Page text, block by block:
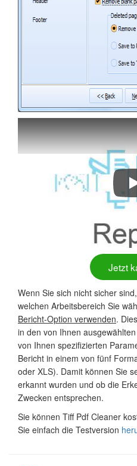
Jetzt
Wenn Sie sich nicht sicher
welchen Arbeitsbereich Sie
Bericht-Option verwenden.
in den von Ihnen
von Ihnen spezifizierten
Bericht in einem von fünf
oder XLS). Damit können Sie
erkannt wurden und ob die
Zwecken entsprechen.
Sie können Tiff Pdf Cleaner
Sie einfach die Testversion